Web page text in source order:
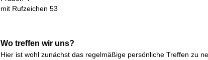
mit Rufzeichen 53
Wo treffen wir uns?
Hier ist wohl zunächst das regelmäßige persönliche Treffen zu